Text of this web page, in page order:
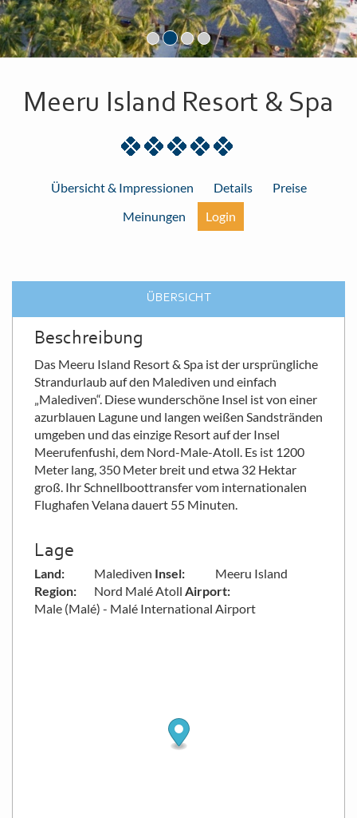
Meeru Island Resort & Spa
Übersicht & Impressionen Details
Preise
Meinungen
Login
ÜBERSICHT
Beschreibung
Das Meeru Island Resort & Spa ist der ursprüngliche
Strandurlaub auf den Malediven und einfach
„Malediven“. Diese wunderschöne Insel ist von einer
azurblauen Lagune und langen weißen Sandstränden
umgeben und das einzige Resort auf der Insel
Meerufenfushi, dem Nord-Male-Atoll. Es ist 1200
Meter lang, 350 Meter breit und etwa 32 Hektar
groß. Ihr Schnellboottransfer vom internationalen
Flughafen Velana dauert 55 Minuten.
Lage
Land Malediven Insel
Meeru Island
Region
Nord Malé Atoll Airport
Male (Malé) - Malé International Airport